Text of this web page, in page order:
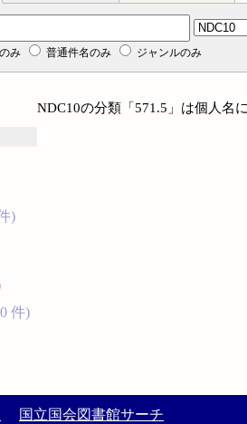
み 普通件名のみ ジャンルのみ
)
件)
NDC10の分類「571.5」は個人名
国立国会図書館サーチ